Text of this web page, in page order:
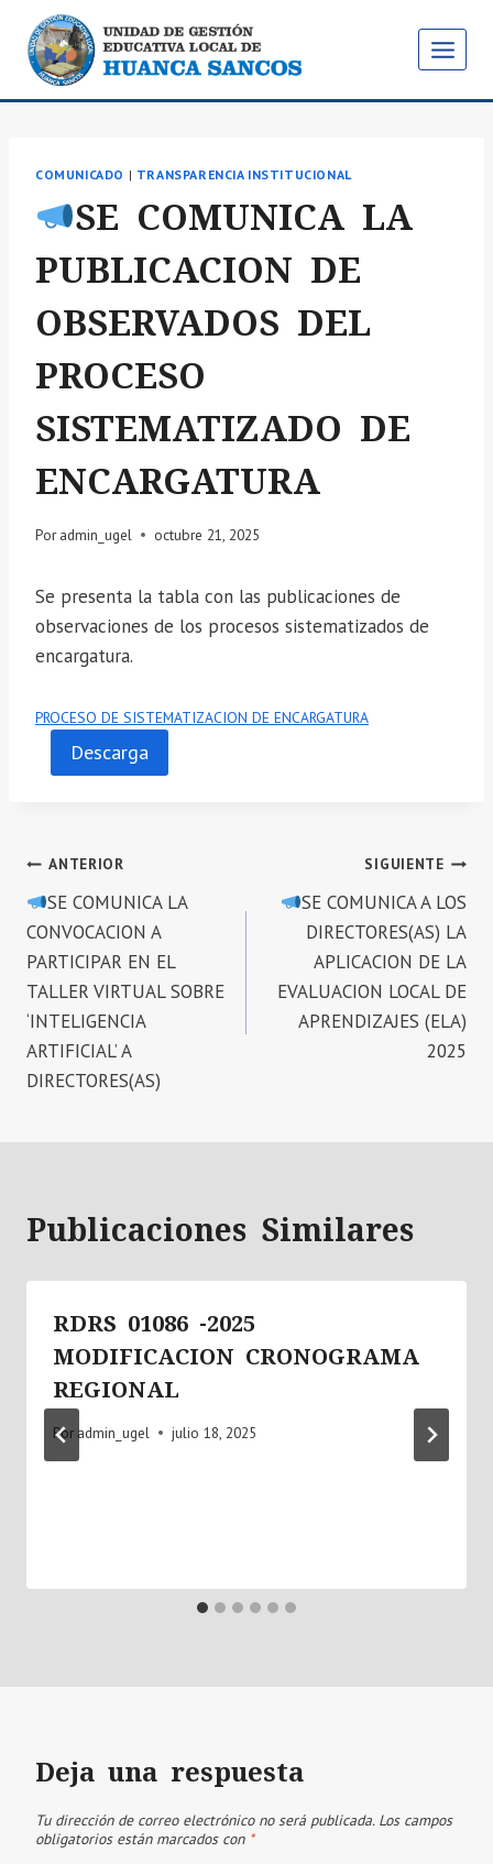
Saltar
contenido
COMUNICADO | TRANSPARENCIA INSTITUCIONAL
SE COMUNICA LA
PUBLICACION DE
OBSERVADOS DEL
PROCESO
SISTEMATIZADO DE
ENCARGATURA
Por admin_ugel octubre 21, 2025
Se presenta la tabla con las publicaciones de
observaciones de los procesos sistematizados de
encargatura.
PROCESO DE SISTEMATIZACION DE ENCARGATURA
Descarga
Navegación
de
entradas
ANTERIOR
SE COMUNICA LA
CONVOCACION A
PARTICIPAR EN EL
TALLER VIRTUAL SOBRE
‘INTELIGENCIA
ARTIFICIAL’ A
DIRECTORES(AS)
SIGUIENTE
SE COMUNICA A LOS
DIRECTORES(AS) LA
APLICACION DE LA
EVALUACION LOCAL DE
APRENDIZAJES (ELA)
2025
Publicaciones Similares
RDRS 01086 -2025
MODIFICACION CRONOGRAMA
REGIONAL
Por admin_ugel julio 18, 2025
Deja una respuesta
Tu dirección de correo electrónico no será publicada. Los campos
obligatorios están marcados con *